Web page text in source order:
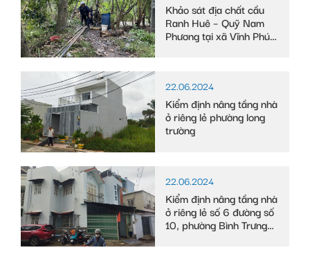
Khảo sát địa chất cầu
Ranh Huê – Quỹ Nam
Phương tại xã Vĩnh Phú
22.06.2024
Kiểm định nâng tầng nhà
ở riêng lẻ phường long
trường
22.06.2024
Kiểm định nâng tầng nhà
ở riêng lẻ số 6 đường số
10, phường Bình Trưng